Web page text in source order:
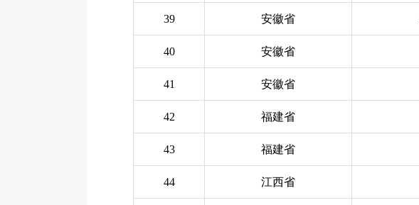
39 安徽省
40 安徽省
41 安徽省
42 福建省
43 福建省
44 江西省